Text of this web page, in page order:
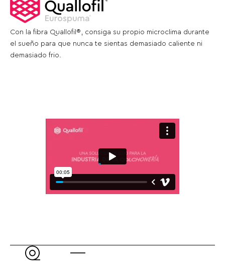
Con la fibra Quallofil®, consiga su propio microclima durante
el sueño para que nunca te sientas demasiado caliente ni
demasiado frio.